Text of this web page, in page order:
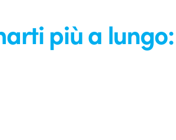
più a lungo: